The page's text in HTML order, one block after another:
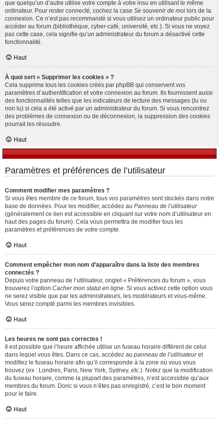
que quelqu’un d’autre utilise votre compte à votre insu en utilisant le même
ordinateur. Pour rester connecté, cochez la case Se souvenir de moi lors de la
connexion. Ce n’est pas recommandé si vous utilisez un ordinateur public pour
accéder au forum (bibliothèque, cyber-café, université, etc.). Si vous ne voyez
pas cette case, cela signifie qu’un administrateur du forum a désactivé cette
fonctionnalité.
Haut
À quoi sert « Supprimer les cookies » ?
Cela supprime tous les cookies créés par phpBB qui conservent vos
paramètres d’authentification et votre connexion au forum. Ils fournissent aussi
des fonctionnalités telles que les indicateurs de lecture des messages (lu ou
non lu) si cela a été activé par un administrateur du forum. Si vous rencontrez
des problèmes de connexion ou de déconnexion, la suppression des cookies
pourrait les résoudre.
Haut
Paramètres et préférences de l’utilisateur
Comment modifier mes paramètres ?
Si vous êtes membre de ce forum, tous vos paramètres sont stockés dans notre
base de données. Pour les modifier, accédez au Panneau de l’utilisateur
(généralement ce lien est accessible en cliquant sur votre nom d’utilisateur en
haut des pages du forum). Cela vous permettra de modifier tous les
paramètres et préférences de votre compte.
Haut
Comment empêcher mon nom d’apparaître dans la liste des membres
connectés ?
Depuis votre panneau de l’utilisateur, onglet « Préférences du forum », vous
trouverez l’option Cacher mon statut en ligne . Si vous activez cette option vous
ne serez visible que par les administrateurs, les modérateurs et vous-même.
Vous serez compté parmi les membres invisibles.
Haut
Les heures ne sont pas correctes !
Il est possible que l’heure affichée utilise un fuseau horaire différent de celui
dans lequel vous êtes. Dans ce cas, accédez au panneau de l’utilisateuret
modifiez le fuseau horaire afin qu’il corresponde à la zone où vous vous
trouvez (ex : Londres, Paris, New York, Sydney, etc.). Notez que la modification
du fuseau horaire, comme la plupart des paramètres, n’est accessible qu’aux
membres du forum. Donc si vous n’êtes pas enregistré, c’est le bon moment
pour le faire.
Haut